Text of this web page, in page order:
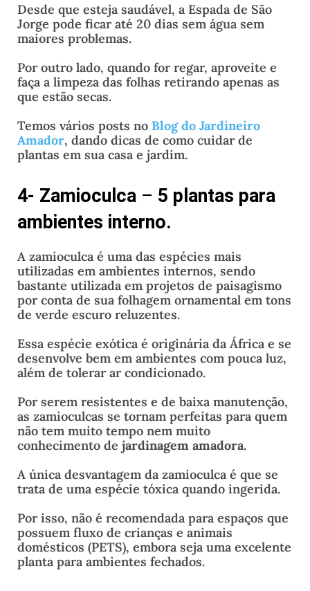
Desde que esteja saudável, a Espada de São
Jorge pode ficar até 20 dias sem água sem
maiores problemas.
Por outro lado, quando for regar, aproveite e
faça a limpeza das folhas retirando apenas as
que estão secas.
Temos vários posts no Blog do Jardineiro
Amador, dando dicas de como cuidar de
plantas em sua casa e jardim.
4- Zamioculca – 5 plantas para
ambientes interno.
A zamioculca é uma das espécies mais
utilizadas em ambientes internos, sendo
bastante utilizada em projetos de paisagismo
por conta de sua folhagem ornamental em tons
de verde escuro reluzentes.
Essa espécie exótica é originária da África e se
desenvolve bem em ambientes com pouca luz,
além de tolerar ar condicionado.
Por serem resistentes e de baixa manutenção,
as zamioculcas se tornam perfeitas para quem
não tem muito tempo nem muito
conhecimento de jardinagem amadora.
A única desvantagem da zamioculca é que se
trata de uma espécie tóxica quando ingerida.
Por isso, não é recomendada para espaços que
possuem fluxo de crianças e animais
domésticos (PETS), embora seja uma excelente
planta para ambientes fechados.